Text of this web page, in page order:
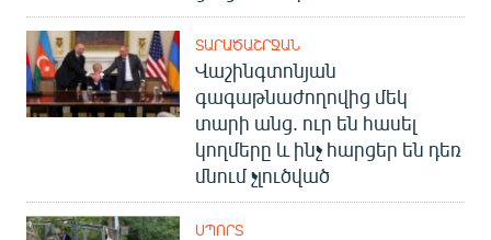
«Ազատության» բոլոր կայքերը
ՏԱՐԱԾԱՇՐՋԱՆ
Վաշինգտոնյան
գագաթնաժողովից մեկ
տարի անց. ուր են հասել
կողմերը և ինչ հարցեր են դեռ
մնում չլուծված
ՍՊՈՐՏ